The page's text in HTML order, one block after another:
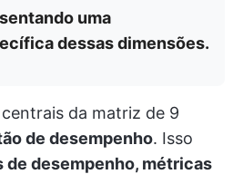
uma
dessas dimensões.
da matriz de 9
de desempenho. Isso
de desempenho, métricas